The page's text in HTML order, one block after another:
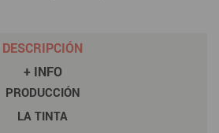
DESCRIPCIÓN
+ INFO
PRODUCCIÓN
LA TINTA